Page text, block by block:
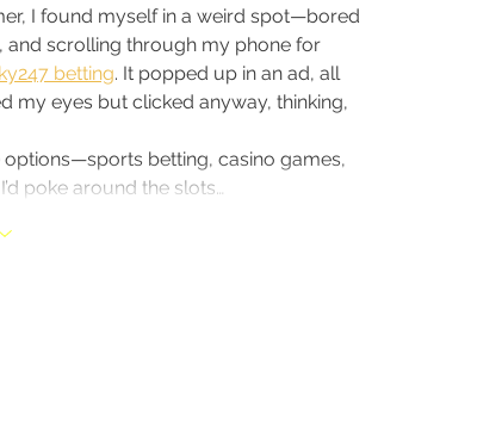
I found myself in a weird spot—bored
and scrolling through my phone for
betting. It popped up in an ad, all
my eyes but clicked anyway, thinking,
betting, casino games,
poke around the slots…